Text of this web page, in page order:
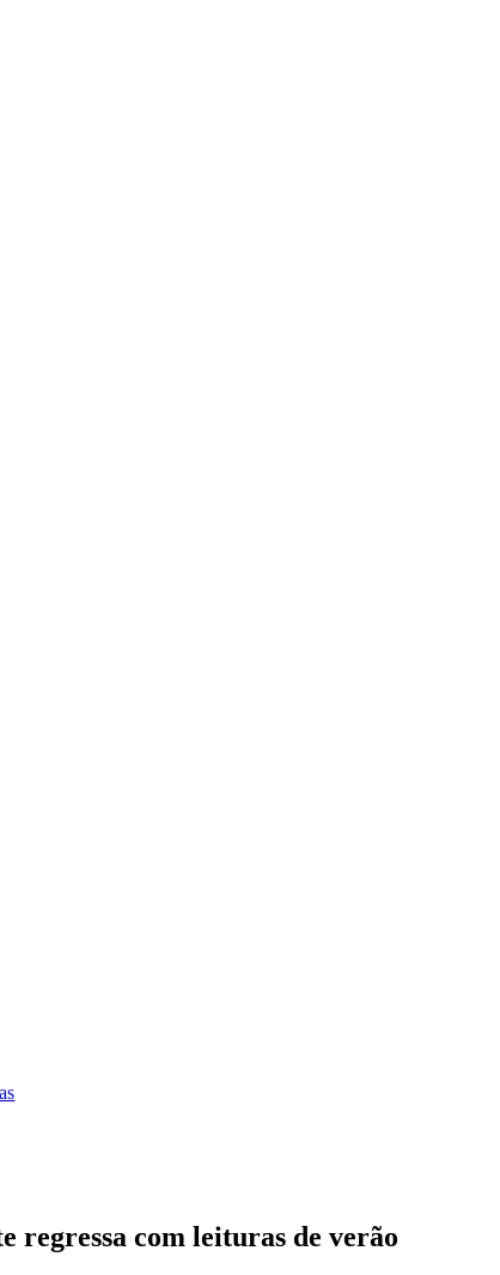
regressa com leituras de verão